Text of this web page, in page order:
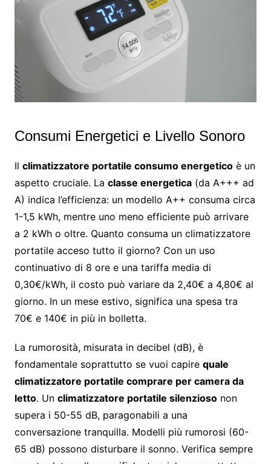
Consumi Energetici e Livello Sonoro
Il climatizzatore portatile consumo energeticoè un
aspetto cruciale. La classe energetica(da A+++ ad
A) indica l’efficienza: un modello A++ consuma circa
1-1,5 kWh, mentre uno meno efficiente può arrivare
a 2 kWh o oltre. Quanto consuma un climatizzatore
portatile acceso tutto il giorno? Con un uso
continuativo di 8 ore e una tariffa media di
0,30€/kWh, il costo può variare da 2,40€ a 4,80€ al
giorno. In un mese estivo, significa una spesa tra
70€ e 140€ in più in bolletta.
La rumorosità, misurata in decibel (dB), è
fondamentale soprattutto se vuoi capire quale
climatizzatore portatile comprare per camera da
letto. Un climatizzatore portatile silenziosonon
supera i 50-55 dB, paragonabili a una
conversazione tranquilla. Modelli più rumorosi (60-
65 dB) possono disturbare il sonno. Verifica sempre